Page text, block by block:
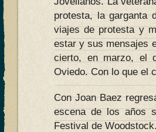
protesta, la garganta
viajes de protesta y
estar y sus mensajes
cierto, en marzo, el
Oviedo. Con lo que el
Con Joan Baez
escena de los años
Festival de Woodstock.